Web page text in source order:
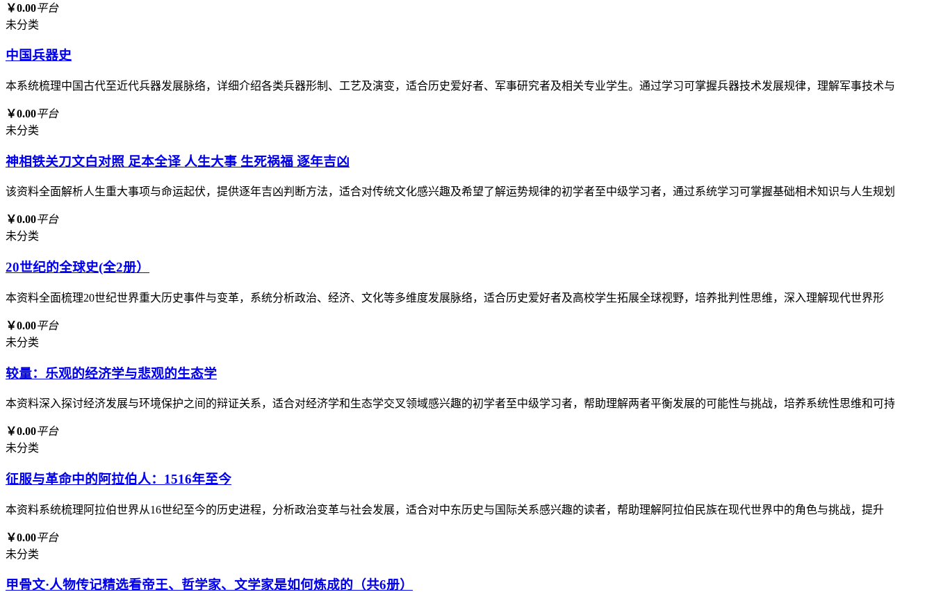
￥0.00平台
未分类
中国兵器史
本系统梳理中国古代至近代兵器发展脉络，详细介绍各类兵器形制、工艺及演变，适合历史爱好者、军事研究者及相关专业学生。通过学习可掌握兵器技术发展规律，理解军事技术与
￥0.00平台
未分类
神相铁关刀文白对照 足本全译 人生大事 生死祸福 逐年吉凶
该资料全面解析人生重大事项与命运起伏，提供逐年吉凶判断方法，适合对传统文化感兴趣及希望了解运势规律的初学者至中级学习者，通过系统学习可掌握基础相术知识与人生规划
￥0.00平台
未分类
20世纪的全球史(全2册）
本资料全面梳理20世纪世界重大历史事件与变革，系统分析政治、经济、文化等多维度发展脉络，适合历史爱好者及高校学生拓展全球视野，培养批判性思维，深入理解现代世界形
￥0.00平台
未分类
较量：乐观的经济学与悲观的生态学
本资料深入探讨经济发展与环境保护之间的辩证关系，适合对经济学和生态学交叉领域感兴趣的初学者至中级学习者，帮助理解两者平衡发展的可能性与挑战，培养系统性思维和可持
￥0.00平台
未分类
征服与革命中的阿拉伯人：1516年至今
本资料系统梳理阿拉伯世界从16世纪至今的历史进程，分析政治变革与社会发展，适合对中东历史与国际关系感兴趣的读者，帮助理解阿拉伯民族在现代世界中的角色与挑战，提升
￥0.00平台
未分类
甲骨文·人物传记精选看帝王、哲学家、文学家是如何炼成的（共6册）